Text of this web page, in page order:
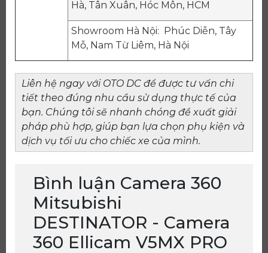
Hà, Tân Xuân, Hóc Môn, HCM
Showroom Hà Nội: Phúc Diễn, Tây
Mỗ, Nam Từ Liêm, Hà Nội
Liên hệ ngay với OTO DC để được tư vấn chi
tiết theo đúng nhu cầu sử dụng thực tế của
bạn. Chúng tôi sẽ nhanh chóng đề xuất giải
pháp phù hợp, giúp bạn lựa chọn phụ kiện và
dịch vụ tối ưu cho chiếc xe của mình.
Bình luận Camera 360
Mitsubishi
DESTINATOR - Camera
360 Ellicam V5MX PRO